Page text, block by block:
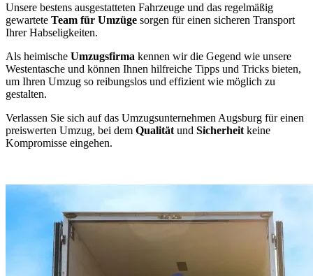
Unsere bestens ausgestatteten Fahrzeuge und das regelmäßig
gewartete Team für Umzüge sorgen für einen sicheren Transport
Ihrer Habseligkeiten.
Als heimische Umzugsfirma kennen wir die Gegend wie unsere
Westentasche und können Ihnen hilfreiche Tipps und Tricks bieten,
um Ihren Umzug so reibungslos und effizient wie möglich zu
gestalten.
Verlassen Sie sich auf das Umzugsunternehmen Augsburg für einen
preiswerten Umzug, bei dem Qualität und Sicherheit keine
Kompromisse eingehen.